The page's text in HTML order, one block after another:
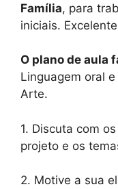
Família, para
iniciais.
O plano de aula
Linguagem oral
Arte.
1. Discuta com
projeto e os
2. Motive a sua